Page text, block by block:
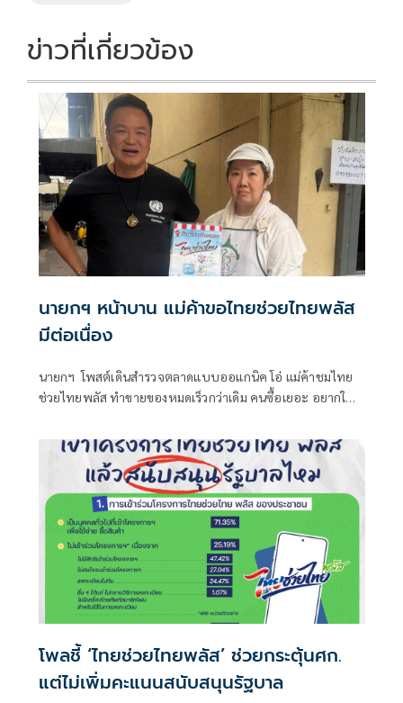
ข่าวที่เกี่ยวข้อง
นายกฯ หน้าบาน แม่ค้าขอไทยช่วยไทยพลัส
มีต่อเนื่อง
นายกฯ โพสต์เดินสำรวจตลาดแบบออแกนิค โอ่ แม่ค้าชมไทย
ช่วยไทยพลัส ทำขายของหมดเร็วกว่าเดิม คนซื้อเยอะ อยากให้มี
โพลชี้ ‘ไทยช่วยไทยพลัส’ ช่วยกระตุ้นศก.
แต่ไม่เพิ่มคะแนนสนับสนุนรัฐบาล